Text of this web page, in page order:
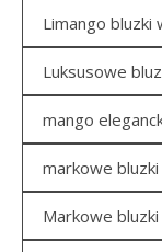
Limango bluzki
Luksusowe
mango
markowe
Markowe